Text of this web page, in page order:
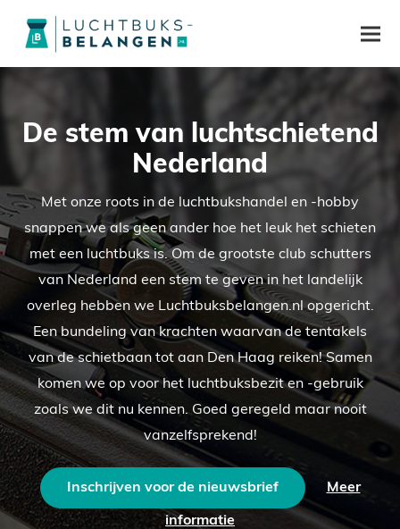
De stem van luchtschietend
Nederland
Met onze roots in de luchtbukshandel en -hobby
snappen we als geen ander hoe het leuk het schieten
met een luchtbuks is. Om de grootste club schutters
van Nederland een stem te geven in het landelijk
overleg hebben we Luchtbuksbelangen.nl opgericht.
Een bundeling van krachten waarvan de tentakels
van de schietbaan tot aan Den Haag reiken! Samen
komen we op voor het luchtbuksbezit en -gebruik
zoals we dit nu kennen. Goed geregeld maar nooit
vanzelfsprekend!
Inschrijven voor de nieuwsbrief Meer
informatie